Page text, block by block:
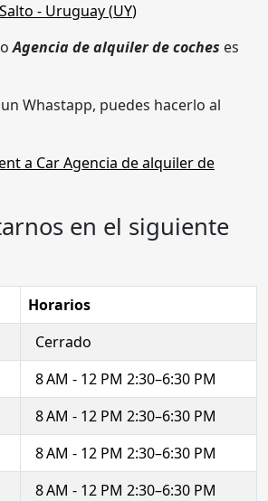
- Uruguay (UY)
Agencia de alquiler de coches es
Whastapp, puedes hacerlo al
en el siguiente
Horarios
Cerrado
8 AM - 12 PM 2:30–6:30 PM
8 AM - 12 PM 2:30–6:30 PM
8 AM - 12 PM 2:30–6:30 PM
8 AM - 12 PM 2:30–6:30 PM